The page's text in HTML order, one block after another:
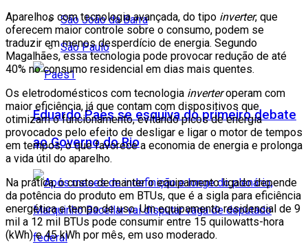
São João da Barra
São Paulo
Eduardo Paes se esquiva do primeiro debate
ao Governo do Rio
Aparelhos com tecnologia avançada, do tipo inverter, que
oferecem maior controle sobre o consumo, podem se
traduzir em menos desperdício de energia. Segundo
Magalhães, essa tecnologia pode provocar redução de até
40% no consumo residencial em dias mais quentes.
Os eletrodomésticos com tecnologia inverteroperam com
maior eficiência, já que contam com dispositivos que
otimizam o funcionamento, evitando picos de energia
provocados pelo efeito de desligar e ligar o motor de tempos
em tempos, o que favorece a economia de energia e prolonga
a vida útil do aparelho.
Na prática, o custo de manter o equipamento ligado depende
da potência do produto em BTUs, que é a sigla para eficiência
energética e tempo de uso. Um equipamento residencial de 9
mil a 12 mil BTUs pode consumir entre 15 quilowatts-hora
(kWh) e 45 kWh por mês, em uso moderado.